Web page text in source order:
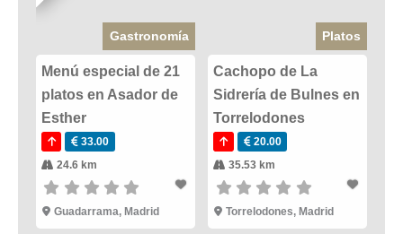
Gastronomía
Menú especial de 21
platos en Asador de
Esther
33.00
24.6 km
Guadarrama, Madrid
Platos
Cachopo de La
Sidrería de Bulnes en
Torrelodones
20.00
35.53 km
Torrelodones, Madrid